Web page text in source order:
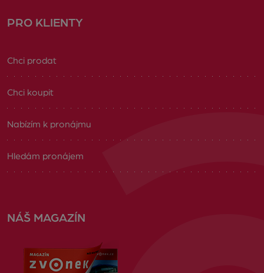
PRO KLIENTY
Chci prodat
Chci koupit
Nabízím k pronájmu
Hledám pronájem
NÁŠ MAGAZÍN